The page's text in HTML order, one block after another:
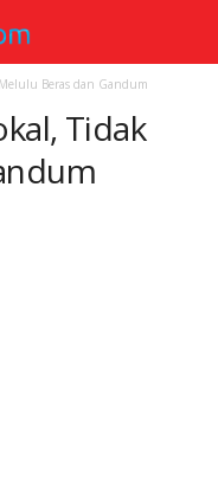
Beras dan Gandum
Tidak